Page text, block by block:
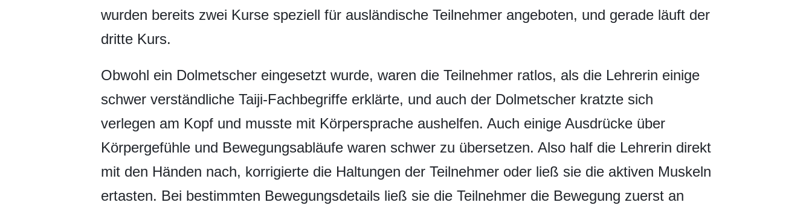
wurden bereits zwei Kurse speziell für ausländische Teilnehmer angeboten, und gerade läuft der
dritte Kurs.
Obwohl ein Dolmetscher eingesetzt wurde, waren die Teilnehmer ratlos, als die Lehrerin einige
schwer verständliche Taiji-Fachbegriffe erklärte, und auch der Dolmetscher kratzte sich
verlegen am Kopf und musste mit Körpersprache aushelfen. Auch einige Ausdrücke über
Körpergefühle und Bewegungsabläufe waren schwer zu übersetzen. Also half die Lehrerin direkt
mit den Händen nach, korrigierte die Haltungen der Teilnehmer oder ließ sie die aktiven Muskeln
ertasten. Bei bestimmten Bewegungsdetails ließ sie die Teilnehmer die Bewegung zuerst an